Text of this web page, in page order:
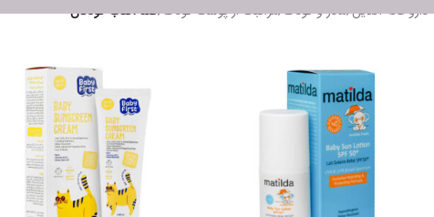
داروخانه آنلاین/مادر و کودک/مراقبت از پوست کودک/ضد آفتاب کودکان